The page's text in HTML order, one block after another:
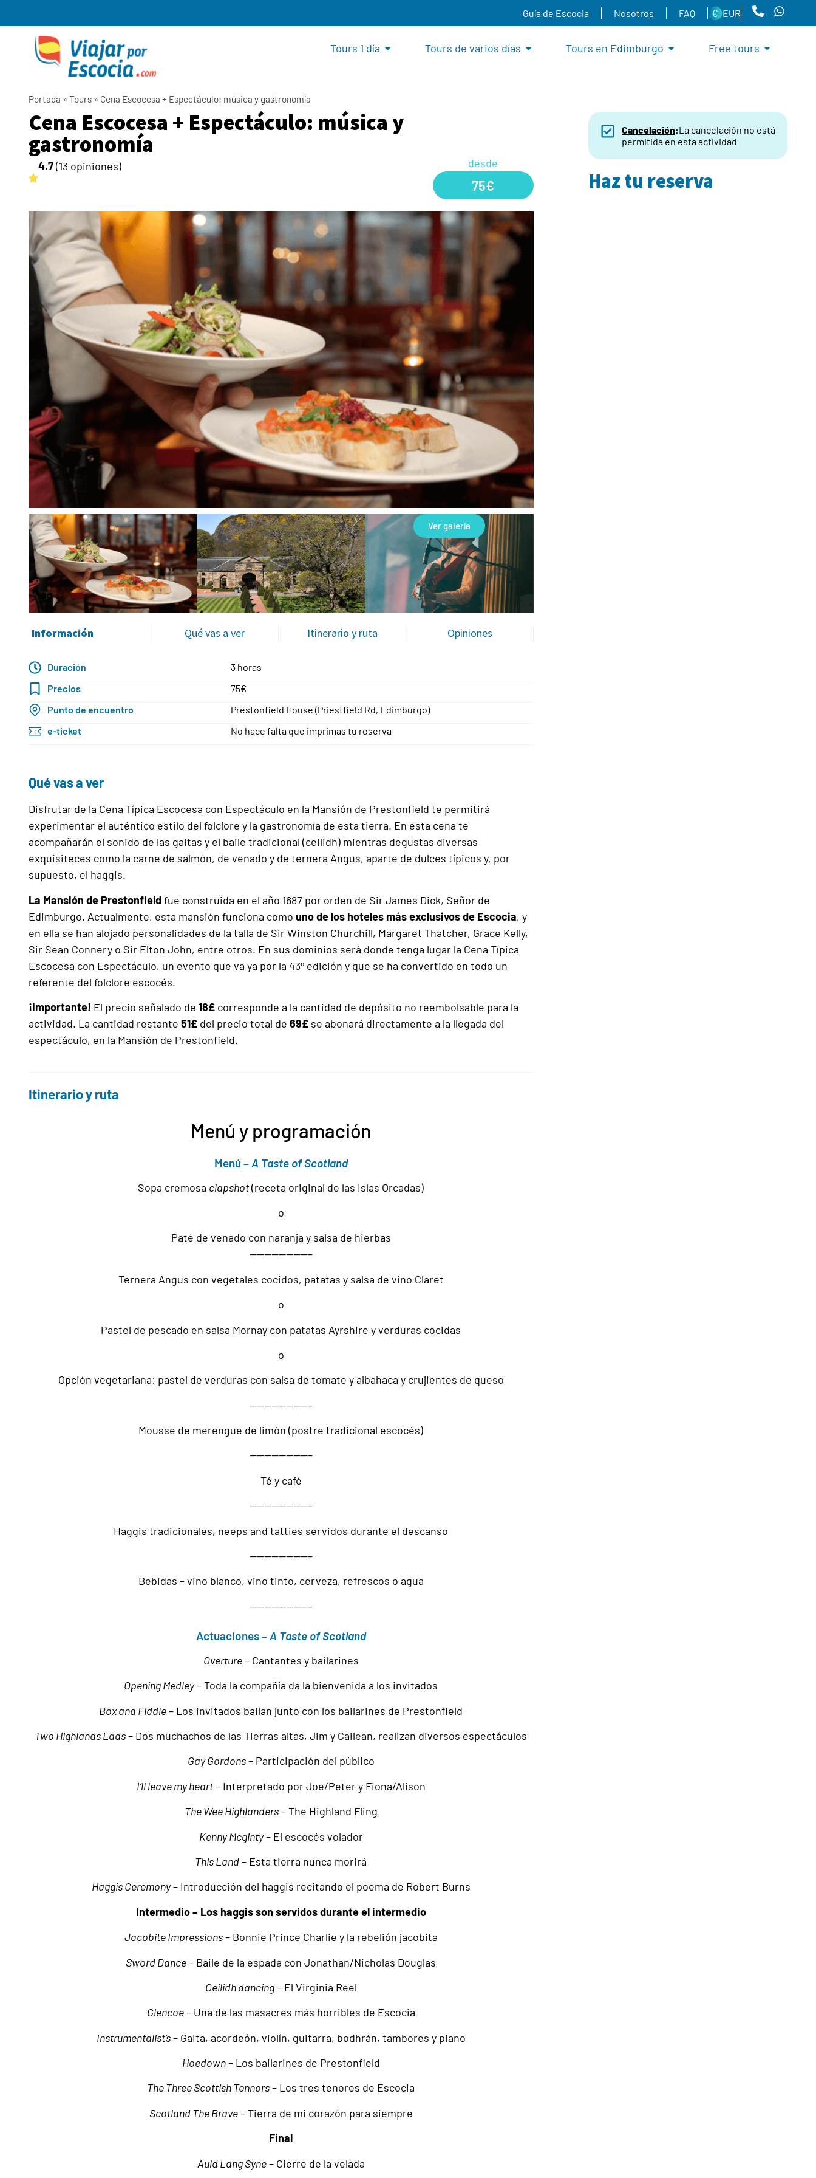
Guía de Escocia Nosotros FAQ EUR
Tours 1 día Tours de varios días Tours en Edimburgo Free tours
Portada » Tours » Cena Escocesa + Espectáculo: música y gastronomía
Cena Escocesa + Espectáculo: música y
gastronomía
4.7(13 opiniones) desde
75€
Ver galería
Información Qué vas a ver Itinerario y ruta Opiniones
Duración
3 horas
Precios
75€
Punto de encuentro
Prestonfield House (Priestfield Rd, Edimburgo)
e-ticket
No hace falta que imprimas tu reserva
Qué vas a ver
Disfrutar de la Cena Típica Escocesa con Espectáculo en la Mansión de Prestonfield te permitirá
experimentar el auténtico estilo del folclore y la gastronomía de esta tierra. En esta cena te
acompañarán el sonido de las gaitas y el baile tradicional (ceilidh) mientras degustas diversas
exquisiteces como la carne de salmón, de venado y de ternera Angus, aparte de dulces típicos y, por
supuesto, el haggis.
La Mansión de Prestonfieldfue construida en el año 1687 por orden de Sir James Dick, Señor de
Edimburgo. Actualmente, esta mansión funciona como uno de los hoteles más exclusivos de Escocia, y
en ella se han alojado personalidades de la talla de Sir Winston Churchill, Margaret Thatcher, Grace Kelly,
Sir Sean Connery o Sir Elton John, entre otros. En sus dominios será donde tenga lugar la Cena Típica
Escocesa con Espectáculo, un evento que va ya por la 43º edición y que se ha convertido en todo un
referente del folclore escocés.
¡Importante! El precio señalado de 18£ corresponde a la cantidad de depósito no reembolsable para la
actividad. La cantidad restante 51£ del precio total de 69£ se abonará directamente a la llegada del
espectáculo, en la Mansión de Prestonfield.
Itinerario y ruta
Menú y programación
Menú – A Taste of Scotland
Sopa cremosa clapshot(receta original de las Islas Orcadas)
o
Paté de venado con naranja y salsa de hierbas
————————–
Ternera Angus con vegetales cocidos, patatas y salsa de vino Claret
o
Pastel de pescado en salsa Mornay con patatas Ayrshire y verduras cocidas
o
Opción vegetariana: pastel de verduras con salsa de tomate y albahaca y crujientes de queso
————————–
Mousse de merengue de limón (postre tradicional escocés)
————————–
Té y café
————————–
Haggis tradicionales, neeps and tatties servidos durante el descanso
————————–
Bebidas – vino blanco, vino tinto, cerveza, refrescos o agua
————————–
Actuaciones –A Taste of Scotland
Overture– Cantantes y bailarines
Opening Medley– Toda la compañía da la bienvenida a los invitados
Box and Fiddle– Los invitados bailan junto con los bailarines de Prestonfield
Two Highlands Lads– Dos muchachos de las Tierras altas, Jim y Cailean, realizan diversos espectáculos
Gay Gordons– Participación del público
I’ll leave my heart– Interpretado por Joe/Peter y Fiona/Alison
The Wee Highlanders– The Highland Fling
Kenny Mcginty– El escocés volador
This Land– Esta tierra nunca morirá
Haggis Ceremony– Introducción del haggis recitando el poema de Robert Burns
Intermedio – Los haggis son servidos durante el intermedio
Jacobite Impressions– Bonnie Prince Charlie y la rebelión jacobita
Sword Dance– Baile de la espada con Jonathan/Nicholas Douglas
Ceilidh dancing– El Virginia Reel
Glencoe– Una de las masacres más horribles de Escocia
Instrumentalist’s– Gaita, acordeón, violín, guitarra, bodhrán, tambores y piano
Hoedown– Los bailarines de Prestonfield
The Three Scottish Tennors– Los tres tenores de Escocia
Scotland The Brave– Tierra de mi corazón para siempre
Final
Auld Lang Syne– Cierre de la velada
Cancelación:La cancelación no está
permitida en esta actividad
Haz tu reserva